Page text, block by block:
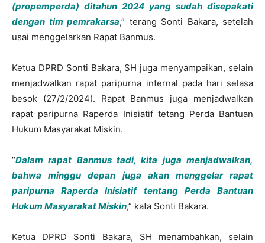
(propemperda) ditahun 2024 yang sudah disepakati
dengan tim pemrakarsa,” terang Sonti Bakara, setelah
usai menggelarkan Rapat Banmus.
Ketua DPRD Sonti Bakara, SH juga menyampaikan, selain
menjadwalkan rapat paripurna internal pada hari selasa
besok (27/2/2024). Rapat Banmus juga menjadwalkan
rapat paripurna Raperda Inisiatif tetang Perda Bantuan
Hukum Masyarakat Miskin.
“Dalam rapat Banmus tadi, kita juga menjadwalkan,
bahwa minggu depan juga akan menggelar rapat
paripurna Raperda Inisiatif tentang Perda Bantuan
Hukum Masyarakat Miskin,” kata Sonti Bakara.
Ketua DPRD Sonti Bakara, SH menambahkan, selain